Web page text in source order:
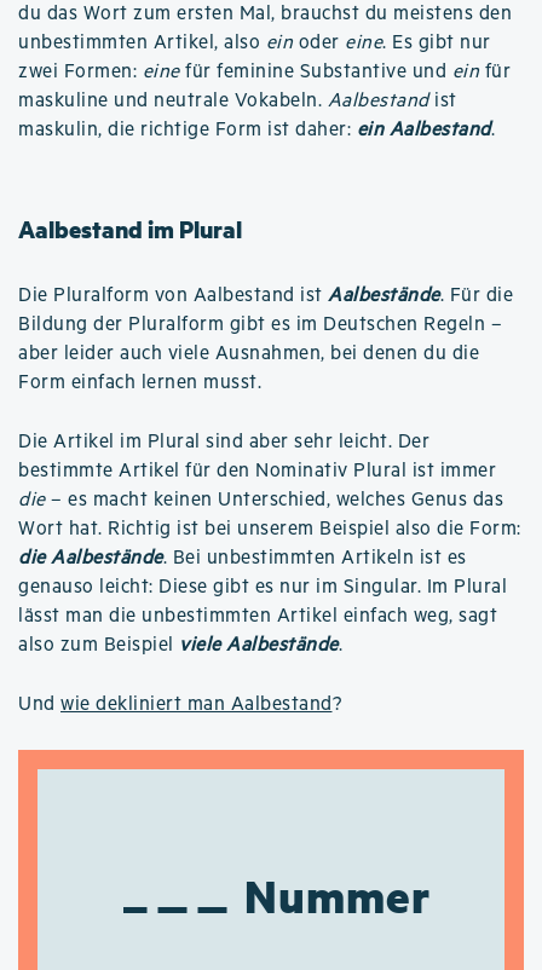
du das Wort zum ersten Mal, brauchst du meistens den
unbestimmten Artikel, also ein oder eine. Es gibt nur
zwei Formen: einefür feminine Substantive und ein für
maskuline und neutrale Vokabeln. Aalbestandist
maskulin, die richtige Form ist daher: ein Aalbestand.
Aalbestand im Plural
Die Pluralform von Aalbestand ist Aalbestände. Für die
Bildung der Pluralform gibt es im Deutschen Regeln –
aber leider auch viele Ausnahmen, bei denen du die
Form einfach lernen musst.
Die Artikel im Plural sind aber sehr leicht. Der
bestimmte Artikel für den Nominativ Plural ist immer
die– es macht keinen Unterschied, welches Genus das
Wort hat. Richtig ist bei unserem Beispiel also die Form:
die Aalbestände. Bei unbestimmten Artikeln ist es
genauso leicht: Diese gibt es nur im Singular. Im Plural
lässt man die unbestimmten Artikel einfach weg, sagt
also zum Beispiel viele Aalbestände.
Und wie dekliniert man Aalbestand?
Nummer